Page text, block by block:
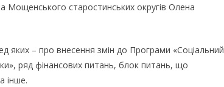
Мощенського старостинських округів Олена
– про внесення змін до Програми «Соціальний
ряд фінансових питань, блок питань, що
інше.